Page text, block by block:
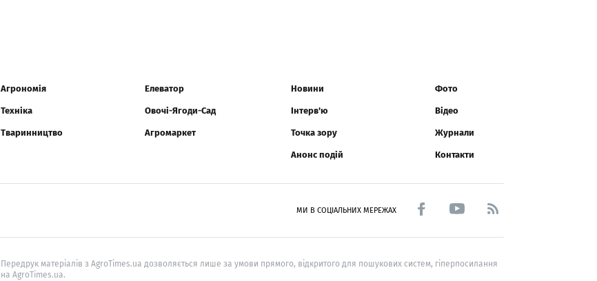
Агрономія
Техніка
Тваринництво
Елеватор
Овочі-Ягоди-Сад
Агромаркет
Новини
Інтерв'ю
Точка зору
Анонс подій
Фото
Відео
Журнали
Контакти
МИ В СОЦІАЛЬНИХ МЕРЕЖАХ
Передрук матеріалів з AgroTimes.ua дозволяється лише за умови прямого, відкритого для пошукових систем, гіперпосилання
на AgroTimes.ua.